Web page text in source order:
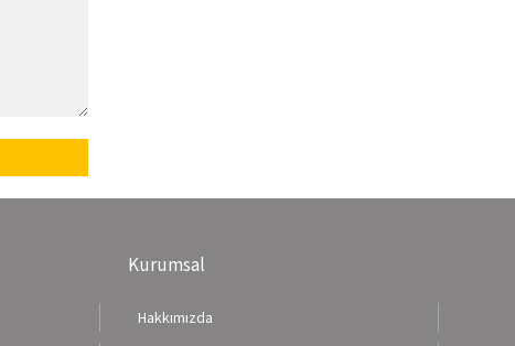
Kurumsal
Hakkımızda